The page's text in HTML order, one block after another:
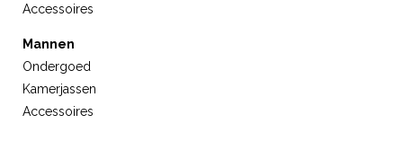
Accessoires
Mannen
Ondergoed
Kamerjassen
Accessoires